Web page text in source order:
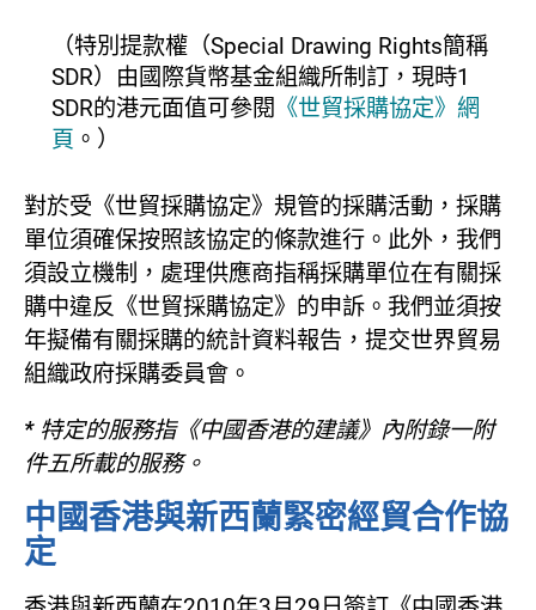
（特別提款權（Special Drawing Rights簡稱
SDR）由國際貨幣基金組織所制訂，現時1
SDR的港元面值可參閱 《世貿採購協定》網
頁 。）
對於受《世貿採購協定》規管的採購活動，採購
單位須確保按照該協定的條款進行。此外，我們
須設立機制，處理供應商指稱採購單位在有關採
購中違反《世貿採購協定》的申訴。我們並須按
年擬備有關採購的統計資料報告，提交世界貿易
組織政府採購委員會。
* 特定的服務指《中國香港的建議》內附錄一附
件五所載的服務。
中國香港與新西蘭緊密經貿合作協
定